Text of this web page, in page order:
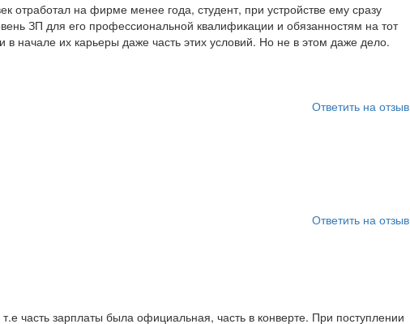
отработал на фирме менее года, студент, при устройстве ему сразу
ЗП для его профессиональной квалификации и обязанностям на тот
начале их карьеры даже часть этих условий. Но не в этом даже дело.
Ответить на отзыв
Ответить на отзыв
часть зарплаты была официальная, часть в конверте. При поступлении